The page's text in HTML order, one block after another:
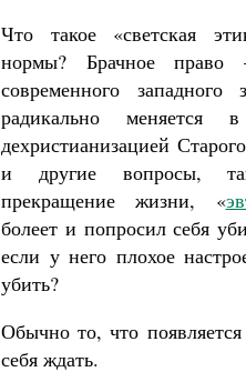
Что такое «светская
нормы? Брачное
современного западного
радикально меняется
дехристианизацией
и другие вопросы,
прекращение жизни, «
болеет и попросил себя
если у него плохое
убить?
Обычно то, что
себя ждать.